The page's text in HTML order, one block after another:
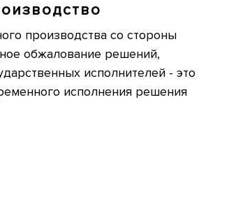
производства со стороны
обжалование решений,
исполнителей - это
исполнения решения